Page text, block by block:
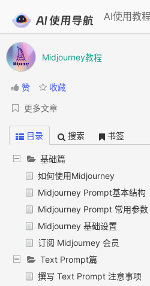
AI使用教程
Midjourney教程
赞 收藏
更多文章
目录 搜索 书签
基础篇
如何使用Midjourney
Midjourney Prompt基本结构
Midjourney Prompt 常用参数
Midjourney 基础设置
订阅 Midjourney 会员
Text Prompt篇
撰写 Text Prompt 注意事项